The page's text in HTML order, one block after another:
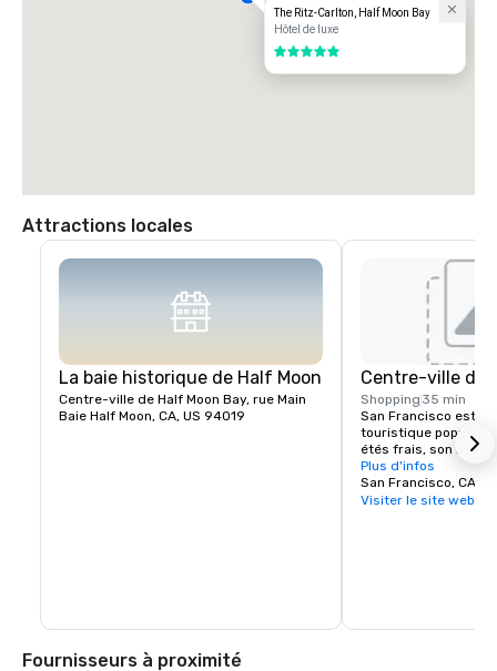
The Ritz-Carlton, Half Moon Bay
Hôtel de luxe
5 sur 5
Attractions locales
La baie historique de Half Moon
Centre-ville de Half Moon Bay, rue Main
Baie Half Moon, CA, US 94019
Centre-ville de
Shopping 35 min
San Francisco est
touristique
étés frais, son
escarpées, son
d'architecture et
que le Golden Gate
Plus d'infos
San Francisco, CA,
Visiter le site web
Fournisseurs à proximité